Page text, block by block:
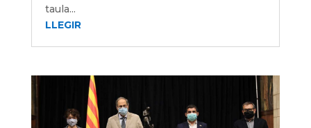
taula...
LLEGIR